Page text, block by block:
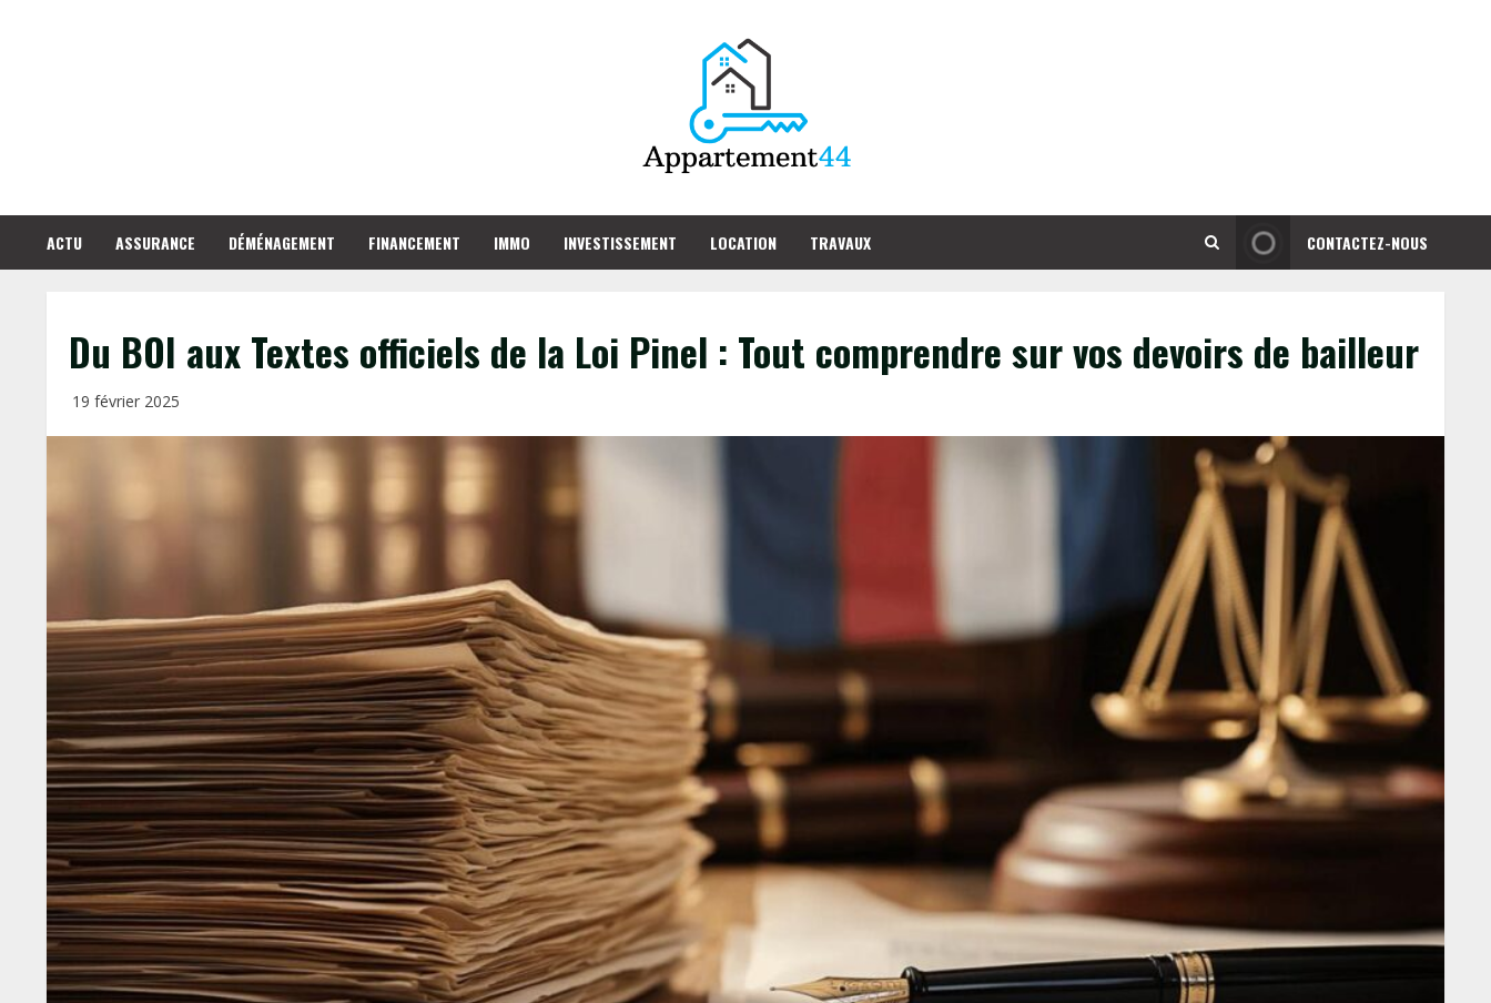
ACTU ASSURANCE DÉMÉNAGEMENT FINANCEMENT IMMO INVESTISSEMENT LOCATION TRAVAUX CONTACTEZ-NOUS
Du BOI aux Textes officiels de la Loi Pinel : Tout comprendre sur vos devoirs de bailleur
19 février 2025